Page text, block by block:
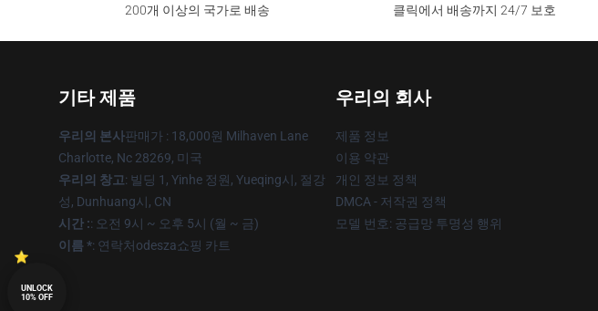
200개 이상의 국가로 배송
클릭에서 배송까지 24/7 보호
기타 제품
우리의 본사판매가 : 18,000원 Milhaven Lane
Charlotte, Nc 28269, 미국
우리의 창고: 빌딩 1, Yinhe 정원, Yueqing시, 절강
성, Dunhuang시, CN
시간 :: 오전 9시 ~ 오후 5시 (월 ~ 금)
이름 *: 연락처odesza쇼핑 카트
우리의 회사
제품 정보
이용 약관
개인 정보 정책
DMCA - 저작권 정책
모델 번호: 공급망 투명성 행위
UNLOCK
10% OFF